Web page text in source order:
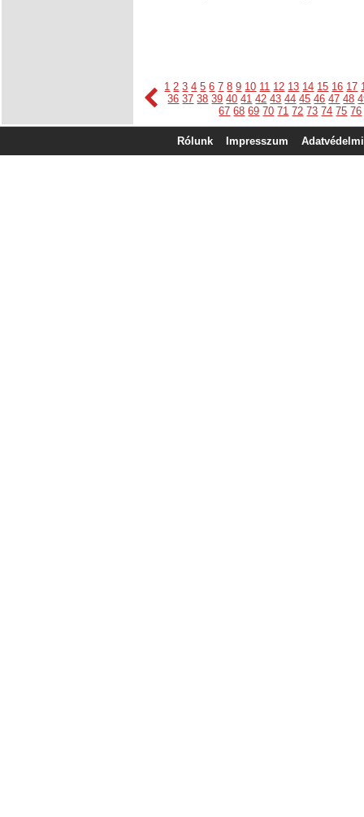
1 2 3 4 5 6 7 8 9 10 11 12 13 14 15 16 17
36 37 38 39 40 41 42 43 44 45 46 47 48
67 68 69 70 71 72 73 74 75 76
Rólunk Impresszum